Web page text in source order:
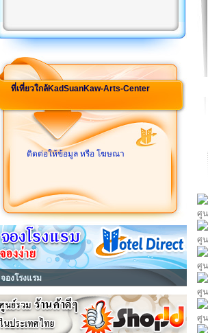
ที่เที่ยวใกล้KadSuanKaw-Arts-Center
ติดต่อให้ข้อมูล หรือ โฆษณา
จองโรงแรม
ศู
ศู
ศู
ศู
ศู